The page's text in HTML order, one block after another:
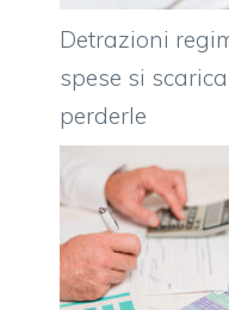
Detrazioni
spese si
perderle